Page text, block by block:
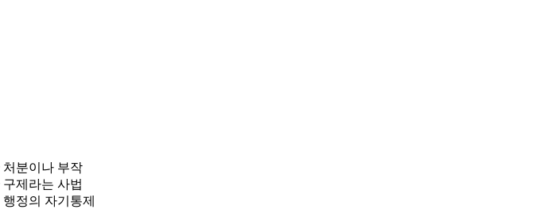
분이나 부작
제라는 사법
정의 자기통제